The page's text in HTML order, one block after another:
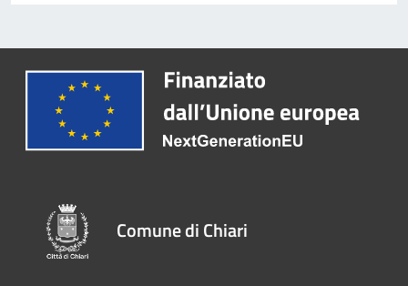
Comune di Chiari